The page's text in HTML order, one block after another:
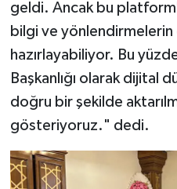
geldi. Ancak bu
bilgi ve yönlendirmelerin
hazırlayabiliyor. Bu
Başkanlığı olarak dijital
doğru bir şekilde
gösteriyoruz." dedi.
Isparta Müftülüğü
İstanbul Müftülüğü
İzmir Müftülüğü
Kahramanmaraş